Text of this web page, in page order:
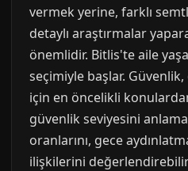
vermek yerine, farklı
detaylı araştırmalar
önemlidir. Bitlis'te aile
seçimiyle başlar.
için en öncelikli
güvenlik seviyesini
oranlarını, gece
ilişkilerini